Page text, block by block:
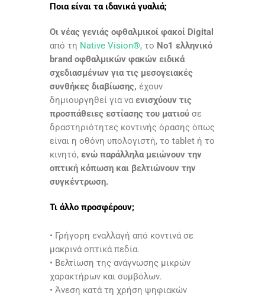
Ποια είναι τα ιδανικά γυαλιά;
Οι νέας γενιάς οφθαλμικοί φακοί Digital
από τη Native Vision®, το Νο1 ελληνικό
brand οφθαλμικών φακών ειδικά
σχεδιασμένων για τις μεσογειακές
συνθήκες διαβίωσης, έχουν
δημιουργηθεί για ναενισχύουν τις
προσπάθειες εστίασης του ματιού σε
δραστηριότητες κοντινής όρασης όπως
είναι η οθόνη υπολογιστή, το tablet ή το
κινητό, ενώ παράλληλα μειώνουν την
οπτική κόπωση και βελτιώνουν την
συγκέντρωση.
Τι άλλο προσφέρουν;
• Γρήγορη εναλλαγή από κοντινά σε
μακρινά οπτικά πεδία.
• Βελτίωση της ανάγνωσης μικρών
χαρακτήρων και συμβόλων.
• Άνεση κατά τη χρήση ψηφιακών